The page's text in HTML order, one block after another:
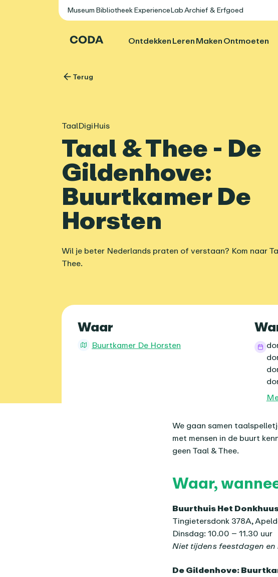
Museum Bibliotheek ExperienceLabArchief & Erfgoed
Ontdekken Leren Maken Ontmoeten
Terug
TaalDigiHuis
Taal & Thee - De
Gildenhove:
Buurtkamer De
Horsten
Wil je beter Nederlands praten of verstaan? Kom naar
Thee.
Praktische
Waar
Buurtkamer De Horsten
We gaan samen
met mensen in de buurt
geen Taal & Thee.
Waar,
Buurthuis Het
Tingietersdonk 378A,
Dinsdag: 10.00 – 11.30 uur
Niet tijdens feestdagen
De Gildenhove: